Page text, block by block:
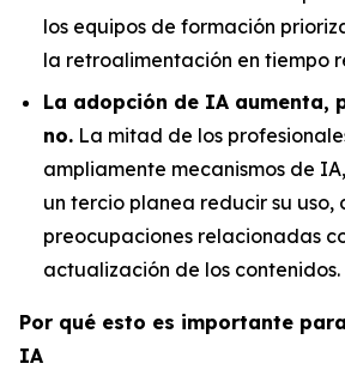
los equipos de formación
la retroalimentación en tiempo
La adopción de IA aumenta,
no. La mitad de los
ampliamente mecanismos de
un tercio planea reducir su uso,
preocupaciones relacionadas
actualización de los contenidos.
Por qué esto es importante
IA